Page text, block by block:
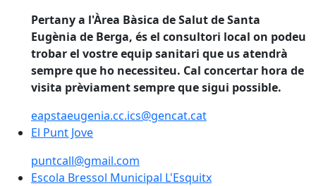
Pertany a l'Àrea Bàsica de Salut de Santa
Eugènia de Berga, és el consultori local on podeu
trobar el vostre equip sanitari que us atendrà
sempre que ho necessiteu. Cal concertar hora de
visita prèviament sempre que sigui possible.
eapstaeugenia.cc.ics@gencat.cat
El Punt Jove
El Punt Jove
puntcall@gmail.com
Escola Bressol Municipal L'Esquitx
Escola Bressol Municipal L'Esquitx